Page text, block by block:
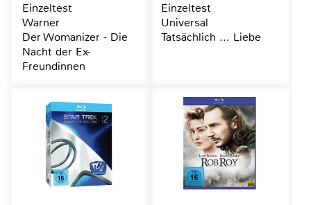
Einzeltest
Warner
Der Womanizer - Die
Nacht der Ex-
Freundinnen
Einzeltest
Universal
Tatsächlich ... Liebe